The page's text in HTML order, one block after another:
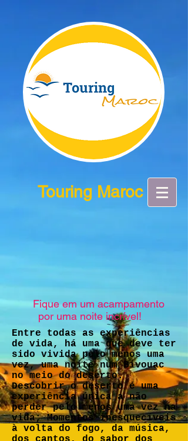
Touring Maroc
Fique em um acampamento
por uma noite incrível!
Entre todas as experiências
de vida, há uma que deve ter
sido vivida pelo menos uma
vez, uma noite num Bivouac
no meio do deserto.
Descobrir o deserto é uma
experiência única a não
perder pelo menos uma vez na
vida; Momentos inesquecíveis
à volta do fogo, da música,